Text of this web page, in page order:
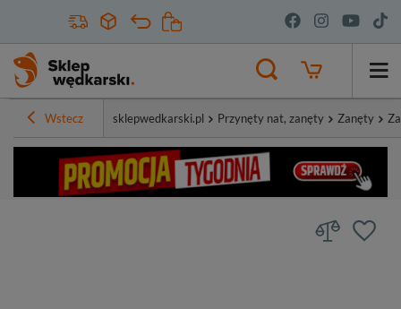
Wstecz sklepwedkarski.pl Przynęty nat, zanęty Zanęty